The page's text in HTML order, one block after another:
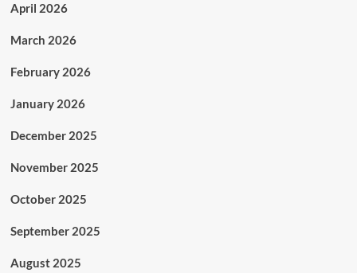
April 2026
March 2026
February 2026
January 2026
December 2025
November 2025
October 2025
September 2025
August 2025